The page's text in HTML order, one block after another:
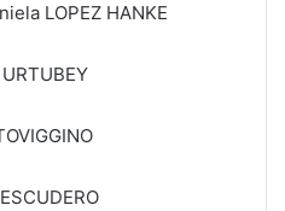
LOPEZ HANKE